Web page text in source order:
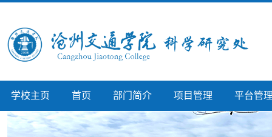
学校主页 首页 部门简介 项目管理 平台管